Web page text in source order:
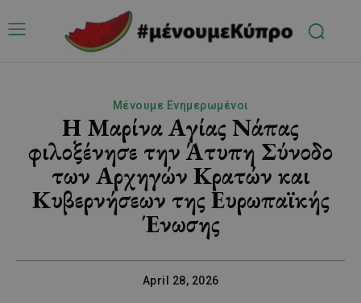
Μένουμε Ενημερωμένοι
Η Μαρίνα Αγίας Νάπας
φιλοξένησε την Άτυπη Σύνοδο
των Αρχηγών Κρατών και
Κυβερνήσεων της Ευρωπαϊκής
Ένωσης
April 28, 2026